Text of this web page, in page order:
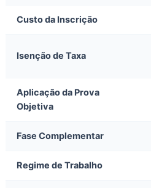
Custo da Inscrição
Isenção de Taxa
Aplicação da Prova
Objetiva
Fase Complementar
Regime de Trabalho